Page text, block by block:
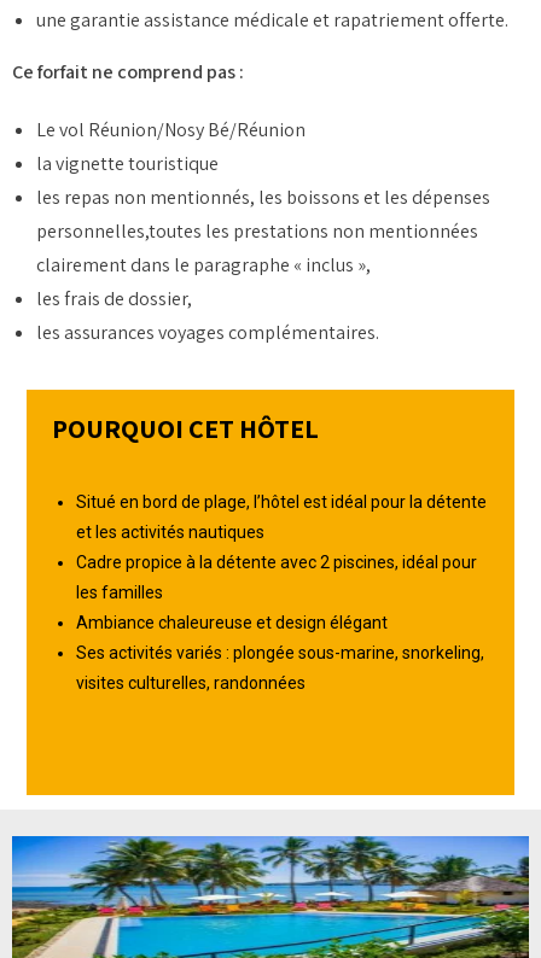
une garantie assistance médicale et rapatriement offerte.
Ce forfait ne comprend pas :
Le vol Réunion/Nosy Bé/Réunion
la vignette touristique
les repas non mentionnés, les boissons et les dépenses
personnelles,toutes les prestations non mentionnées
clairement dans le paragraphe « inclus »,
les frais de dossier,
les assurances voyages complémentaires.
POURQUOI CET HÔTEL
Situé en bord de plage, l’hôtel est idéal pour la détente
et les activités nautiques
Cadre propice à la détente avec 2 piscines, idéal pour
les familles
Ambiance chaleureuse et design élégant
Ses activités variés : plongée sous-marine, snorkeling,
visites culturelles, randonnées